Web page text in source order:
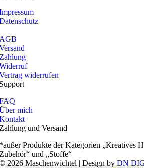
widerrufen
mich
und Versand
Produkte der Kategorien „Kreatives
und „Stoffe“
2026 Maschenwichtel | Design by DN